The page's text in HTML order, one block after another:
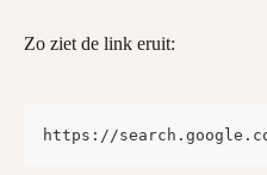
Zo ziet de link eruit:
https://